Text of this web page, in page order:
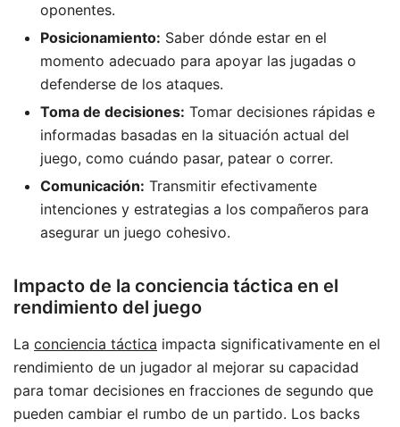
oponentes.
Posicionamiento: Saber dónde estar en el
momento adecuado para apoyar las jugadas o
defenderse de los ataques.
Toma de decisiones: Tomar decisiones rápidas e
informadas basadas en la situación actual del
juego, como cuándo pasar, patear o correr.
Comunicación: Transmitir efectivamente
intenciones y estrategias a los compañeros para
asegurar un juego cohesivo.
Impacto de la conciencia táctica en el
rendimiento del juego
La conciencia táctica impacta significativamente en el
rendimiento de un jugador al mejorar su capacidad
para tomar decisiones en fracciones de segundo que
pueden cambiar el rumbo de un partido. Los backs